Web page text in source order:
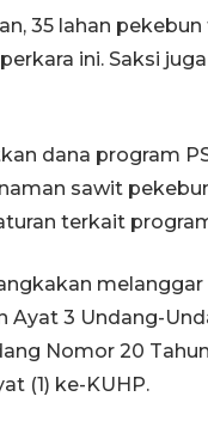
35 lahan
ini. Saksi
dana program
sawit
terkait
melanggar
Ayat 3 Undang-
Nomor 20
(1) ke-KUHP.